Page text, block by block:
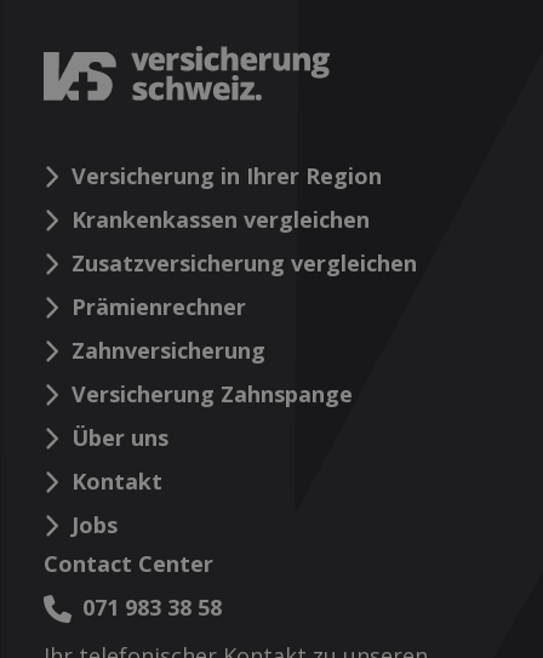
Versicherung in Ihrer Region
Krankenkassen vergleichen
Zusatzversicherung vergleichen
Prämienrechner
Zahnversicherung
Versicherung Zahnspange
Über uns
Kontakt
Jobs
Contact Center
071 983 38 58